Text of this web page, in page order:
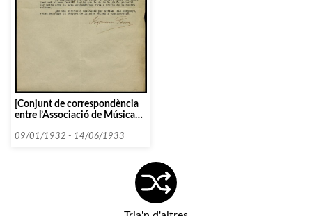
[Conjunt de correspondència
entre l’Associació de Música
entitats que comencen amb la
09/01/1932 - 14/06/1933